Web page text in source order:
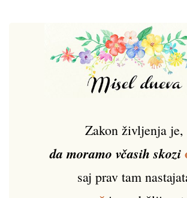
Zakon življenja je,
da moramo včasih skozi
saj prav tam